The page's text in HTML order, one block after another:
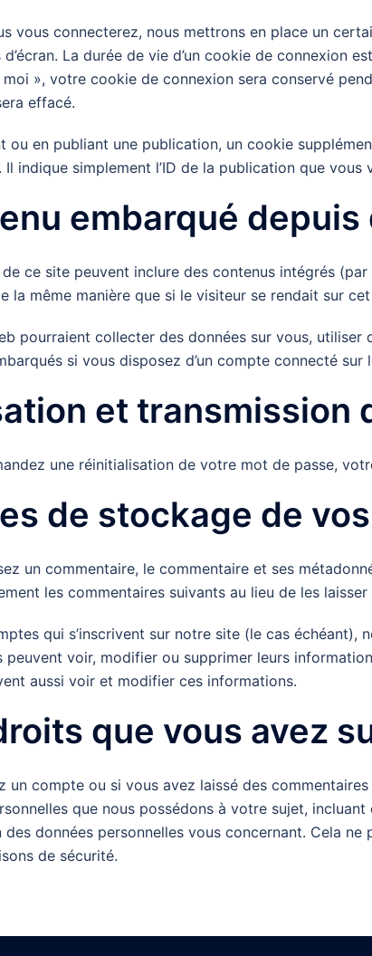
vous connecterez, nous mettrons en place un
La durée de vie d’un cookie de connexion
moi », votre cookie de connexion sera conservé
effacé.
ou en publiant une publication, un cookie
Il indique simplement l’ID de la publication que vous
embarqué depuis
ce site peuvent inclure des contenus intégrés
la même manière que si le visiteur se rendait sur
pourraient collecter des données sur vous,
si vous disposez d’un compte connecté sur
et transmission
une réinitialisation de votre mot de passe,
de stockage de
un commentaire, le commentaire et ses
les commentaires suivants au lieu de les
qui s’inscrivent sur notre site (le cas
peuvent voir, modifier ou supprimer leurs
aussi voir et modifier ces informations.
que vous avez
un compte ou si vous avez laissé des
que nous possédons à votre sujet,
des données personnelles vous concernant. Cela
de sécurité.